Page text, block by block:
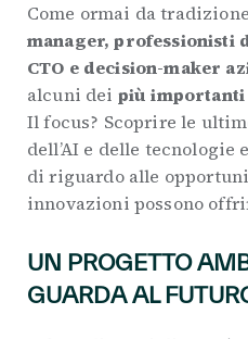
Come ormai da
manager, professionisti
CTO e decision-maker
alcuni dei più
Il focus? Scoprire le
dell’AI e delle
di riguardo alle
innovazioni possono
UN PROGETTO
GUARDA AL